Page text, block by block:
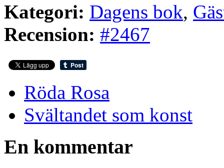
Kategori: Dagens bok,
Recension: #2467
Röda Rosa
Svältandet som konst
En kommentar